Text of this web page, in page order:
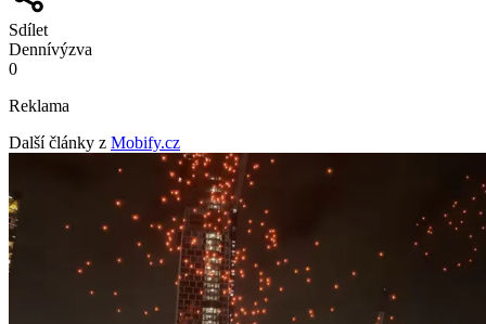
Sdílet
Dennívýzva
0
Reklama
Další články z Mobify.cz